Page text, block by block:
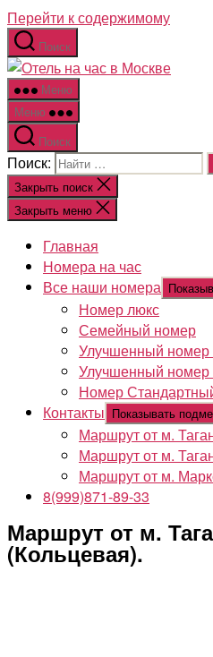
Перейти к содержимому
Поиск
Меню
Меню
Поиск
Поиск:
Закрыть поиск
Закрыть меню
Главная
Номера на час
Все наши номера
Номер люкс
Семейный номер
Улучшенный номер
Улучшенный номер
Номер
Контакты Показывать
Маршрут от м.
Маршрут от м.
Маршрут от м.
8(999)871-89-33
Маршрут от м.
(Кольцевая).